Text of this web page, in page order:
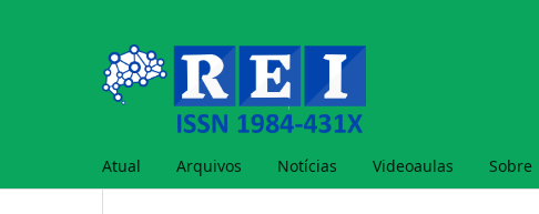
Atual Arquivos Notícias Videoaulas Sobre